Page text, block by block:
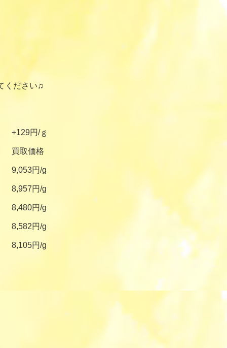
ください♫
+129円/ｇ
買取価格
9,053円/g
8,957円/g
8,480円/g
8,582円/g
8,105円/g